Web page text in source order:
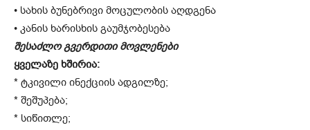
• სახის ბუნებრივი მოცულობის აღდგენა
• კანის ხარისხის გაუმჯობესება
შესაძლო გვერდითი მოვლენები
ყველაზე ხშირია:
* ტკივილი ინექციის ადგილზე;
* შეშუპება;
* სიწითლე;